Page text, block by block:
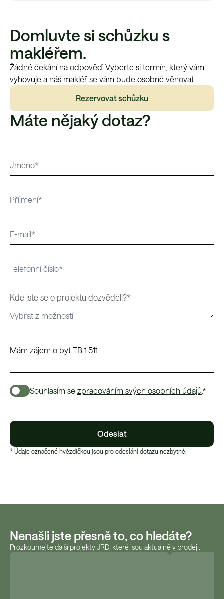
Domluvte si schůzku s
makléřem.
Žádné čekání na odpověď. Vyberte si termín, který vám
vyhovuje a náš makléř se vám bude osobně věnovat.
Rezervovat schůzku
Máte nějaký dotaz?
Kde jste se o projektu dozvěděli?*
Souhlasím se zpracováním svých osobních údajů.*
Odeslat
* Údaje označené hvězdičkou jsou pro odeslání dotazu nezbytné.
Nenašli jste přesně to, co hledáte?
Prozkoumejte další projekty JRD, které jsou aktuálně v prodeji.